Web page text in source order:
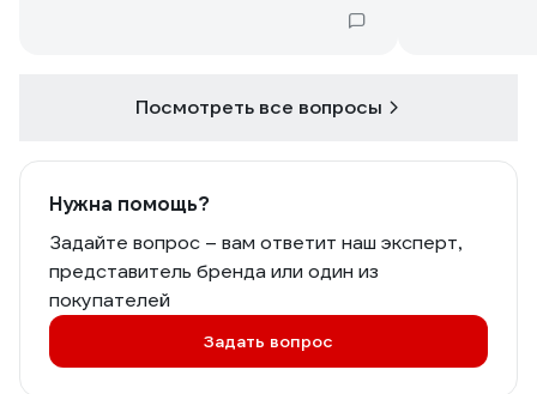
Посмотреть все вопросы
Нужна помощь?
Задайте вопрос – вам ответит наш эксперт,
представитель бренда или один из
покупателей
Задать вопрос